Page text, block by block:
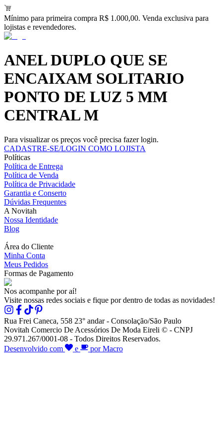
Mínimo para primeira compra R$ 1.000,00. Venda exclusiva para
lojistas e revendedores.
ANEL DUPLO QUE SE
ENCAIXAM SOLITARIO
PONTO DE LUZ 5 MM
CENTRAL M
Para visualizar os preços você precisa fazer login.
CADASTRE-SE/LOGIN COMO LOJISTA
Políticas
Política de Entrega
Política de Venda
Política de Privacidade
Garantia e Conserto
Dúvidas Frequentes
A Novitah
Nossa Identidade
Blog
Área do Cliente
Minha Conta
Meus Pedidos
Formas de Pagamento
Nos acompanhe por aí!
Visite nossas redes sociais e fique por dentro de todas as novidades!
Rua Frei Caneca, 558 23° andar - Consolação/São Paulo
Novitah Comercio De Acessórios De Moda Eireli © - CNPJ
29.971.267/0001-08 - Todos Direitos Reservados.
Desenvolvido com
e por Macro